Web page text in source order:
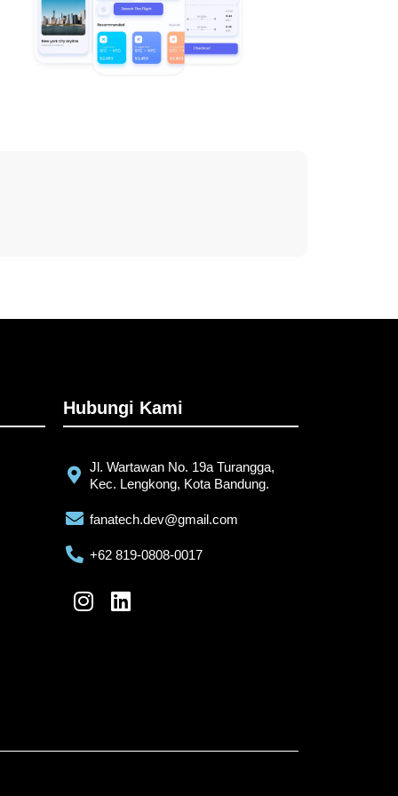
Hubungi Kami
Jl. Wartawan No. 19a Turangga,
Kec. Lengkong, Kota Bandung.
fanatech.dev@gmail.com
+62 819-0808-0017